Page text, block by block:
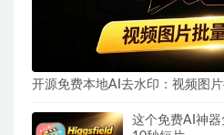
开源免费本地AI去水印：视频图
这个免费AI神